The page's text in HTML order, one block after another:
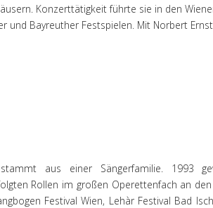
Konzerttätigkeit führte sie in den
und Bayreuther Festspielen. Mit Norbert
aus einer Sängerfamilie. 1993
Rollen im großen Operettenfach an
Festival Wien, Lehàr Festival Bad